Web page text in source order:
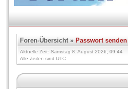
Foren-Übersicht» Passwort senden
Aktuelle Zeit: Samstag 8. August 2026, 09:44
Alle Zeiten sind UTC